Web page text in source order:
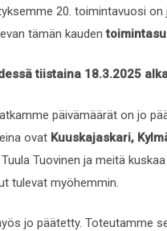
20. toimintavuosi
tämän kauden
tiistaina 18.3.2025
päivämäärät on jo
ovat Kuuskajaskari,
Tuovinen ja meitä
tulevat myöhemmin.
jo päätetty. Toteutamme